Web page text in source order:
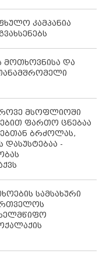
კამპანია
მოთხოვნისა და
მსოფლიოში
ფართო ცნებაა
ბრძოლას,
-
სამსახური